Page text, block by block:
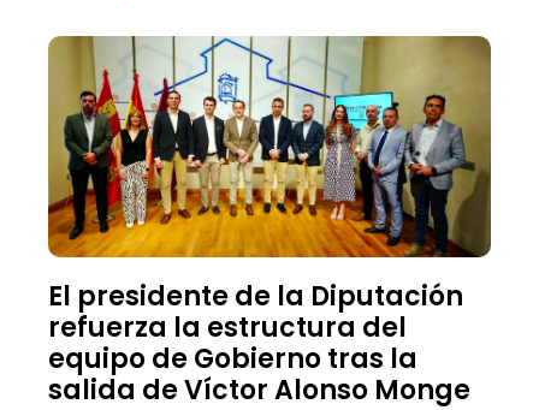
El presidente de la Diputación
refuerza la estructura del
equipo de Gobierno tras la
salida de Víctor Alonso Monge